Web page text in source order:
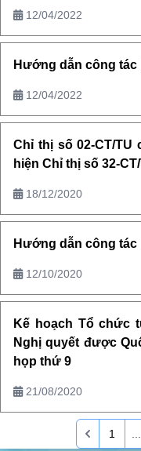
12/04/2022
Hướng dẫn công tác
12/04/2022
Chỉ thị số 02-CT/
hiện Chỉ thị số 32-
18/12/2020
Hướng dẫn công tác
12/10/2020
Kế hoạch Tổ chức
Nghị quyết được
họp thứ 9
21/08/2020
1